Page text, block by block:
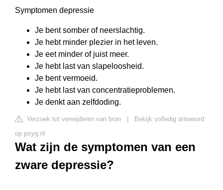
Symptomen depressie
Je bent somber of neerslachtig.
Je hebt minder plezier in het leven.
Je eet minder of juist meer.
Je hebt last van slapeloosheid.
Je bent vermoeid.
Je hebt last van concentratieproblemen.
Je denkt aan zelfdoding.
Verzoek tot verwijderen van bron
Bekijk volledig antwoord
op psyq.nl
Wat zijn de symptomen van een
zware depressie?